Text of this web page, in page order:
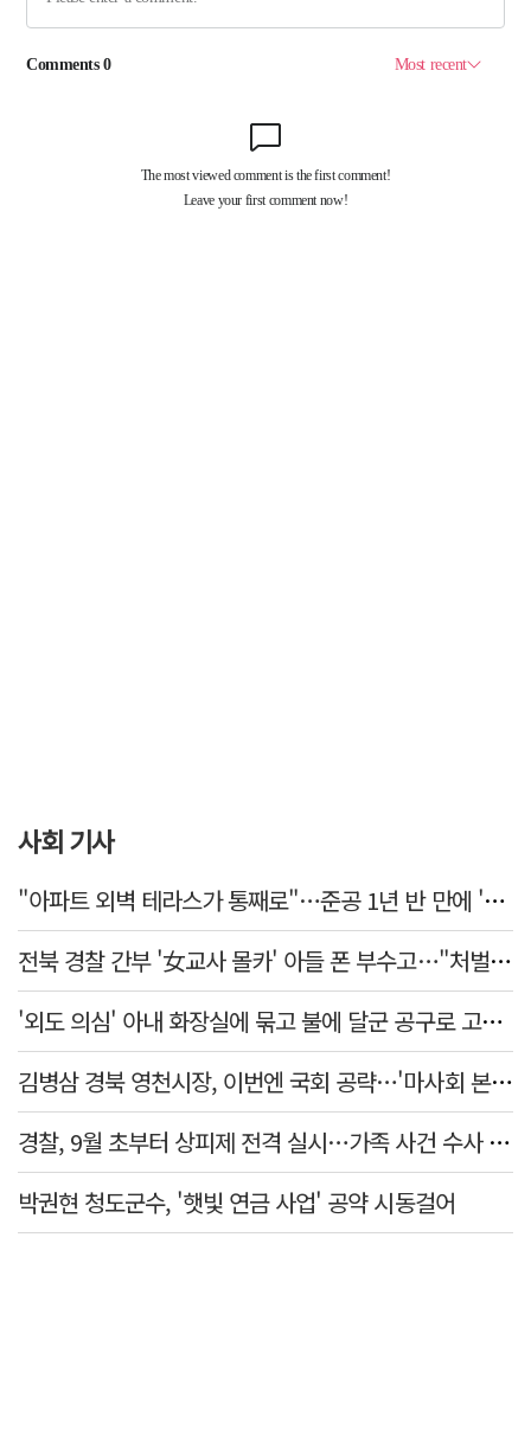
사회 기사
"아파트 외벽 테라스가 통째로"…준공 1년 반 만에 '아찔 사고'
전북 경찰 간부 '女교사 몰카' 아들 폰 부수고…"처벌 못하는 사안" 내부망에 글
'외도 의심' 아내 화장실에 묶고 불에 달군 공구로 고문…남편 검거
김병삼 경북 영천시장, 이번엔 국회 공략…'마사회 본사 이전·광역교통망 확충' 요청
경찰, 9월 초부터 상피제 전격 실시…가족 사건 수사 못해
박권현 청도군수, '햇빛 연금 사업' 공약 시동걸어